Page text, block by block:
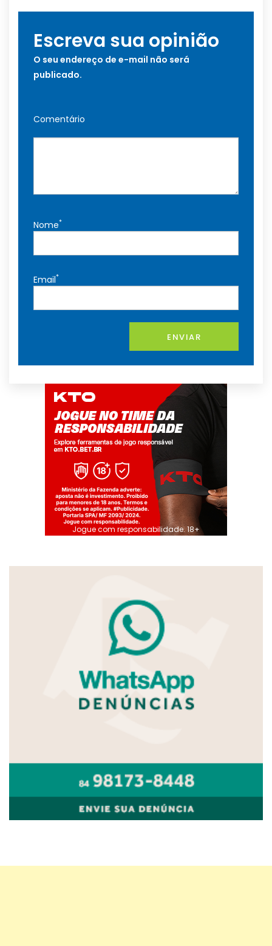
Escreva sua opinião
O seu endereço de e-mail não será
publicado.
Comentário
Nome*
Email*
ENVIAR
Jogue com responsabilidade. 18+